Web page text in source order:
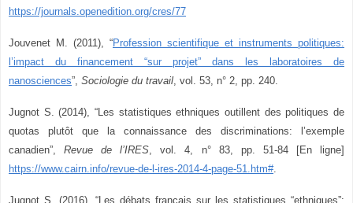
https://journals.openedition.org/cres/77
Jouvenet M. (2011), “Profession scientifique et instruments politiques:
l’impact du financement “sur projet” dans les laboratoires de
nanosciences”, Sociologie du travail, vol. 53, n° 2, pp. 240.
Jugnot S. (2014), “Les statistiques ethniques outillent des politiques de
quotas plutôt que la connaissance des discriminations: l’exemple
canadien”,Revue de l’IRES, vol. 4, n° 83, pp. 51-84 [En ligne]
https://www.cairn.info/revue-de-l-ires-2014-4-page-51.htm#.
Jugnot S. (2016), “Les débats français sur les statistiques “ethniques”: